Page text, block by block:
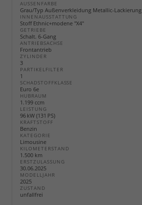
AUSSENFARBE
Grau/Typ Außenverkleidung Metallic-Lackierung
INNENAUSSTATTUNG
Stoff Ethnic+modene "X4"
GETRIEBE
Schalt. 6-Gang
ANTRIEBSACHSE
Frontantrieb
ZYLINDER
3
PARTIKELFILTER
1
SCHADSTOFFKLASSE
Euro 6e
HUBRAUM
1.199 ccm
LEISTUNG
96 kW (131 PS)
KRAFTSTOFF
Benzin
KATEGORIE
Limousine
KILOMETERSTAND
1.500 km
ERSTZULASSUNG
30.06.2025
MODELLJAHR
2025
ZUSTAND
unfallfrei